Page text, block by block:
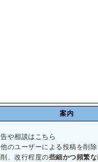
案内
や相談はこちら
他のユーザーによる投稿を削
、改行程度の些細かつ頻繁